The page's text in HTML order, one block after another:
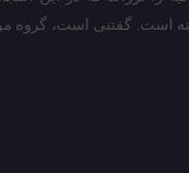
است. گفتنی است، گروه